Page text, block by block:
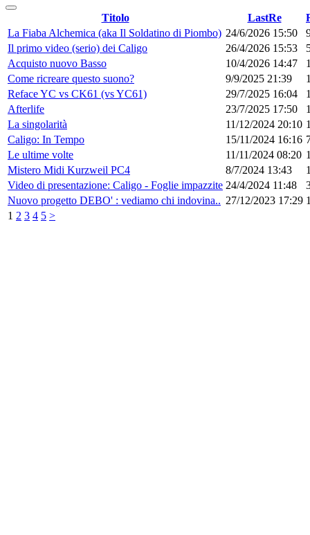
Titolo LastRe
1 2 3 4 5 >
La Fiaba Alchemica (aka Il Soldatino di Piombo) 24/6/2026 15:50
Il primo video (serio) dei Caligo
26/4/2026 15:53
Acquisto nuovo Basso
10/4/2026 14:47
Come ricreare questo suono?
9/9/2025 21:39
Reface YC vs CK61 (vs YC61)
29/7/2025 16:04
Afterlife
23/7/2025 17:50
La singolarità
11/12/2024 20:10
Caligo: In Tempo
15/11/2024 16:16
Le ultime volte
11/11/2024 08:20
Mistero Midi Kurzweil PC4
8/7/2024 13:43
Video di presentazione: Caligo - Foglie impazzite 24/4/2024 11:48
Nuovo progetto DEBO' : vediamo chi indovina.. 27/12/2023 17:29